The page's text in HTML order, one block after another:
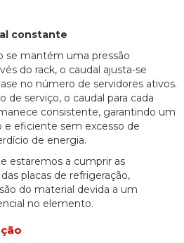
constante
se mantém uma pressão
do rack, o caudal ajusta-se
no número de servidores ativos.
de serviço, o caudal para cada
consistente, garantindo um
e eficiente sem excesso de
de energia.
estaremos a cumprir as
placas de refrigeração,
do material devida a um
no elemento.